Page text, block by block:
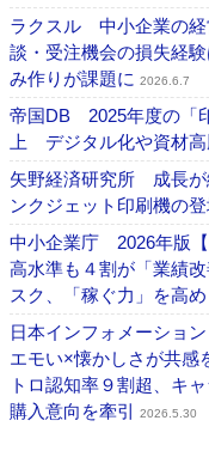
ラクスル 中小企業の経
談・受注機会の損失経
み作りが課題に 2026.6.7
帝国DB 2025年度の「
上 デジタル化や資材
矢野経済研究所 成長
ンクジェット印刷機の
中小企業庁 2026年版【
高水準も４割が「業績
スク、「稼ぐ力」を高
日本インフォメーショ
エモい×懐かしさが共
トロ認知率９割超、キ
購入意向を牽引
2026.5.30